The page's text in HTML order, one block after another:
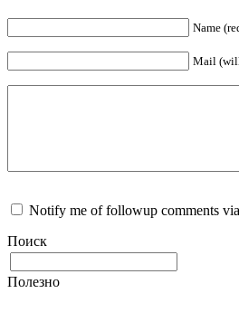
Name
Mail
Notify me of followup comments
Поиск
Полезно